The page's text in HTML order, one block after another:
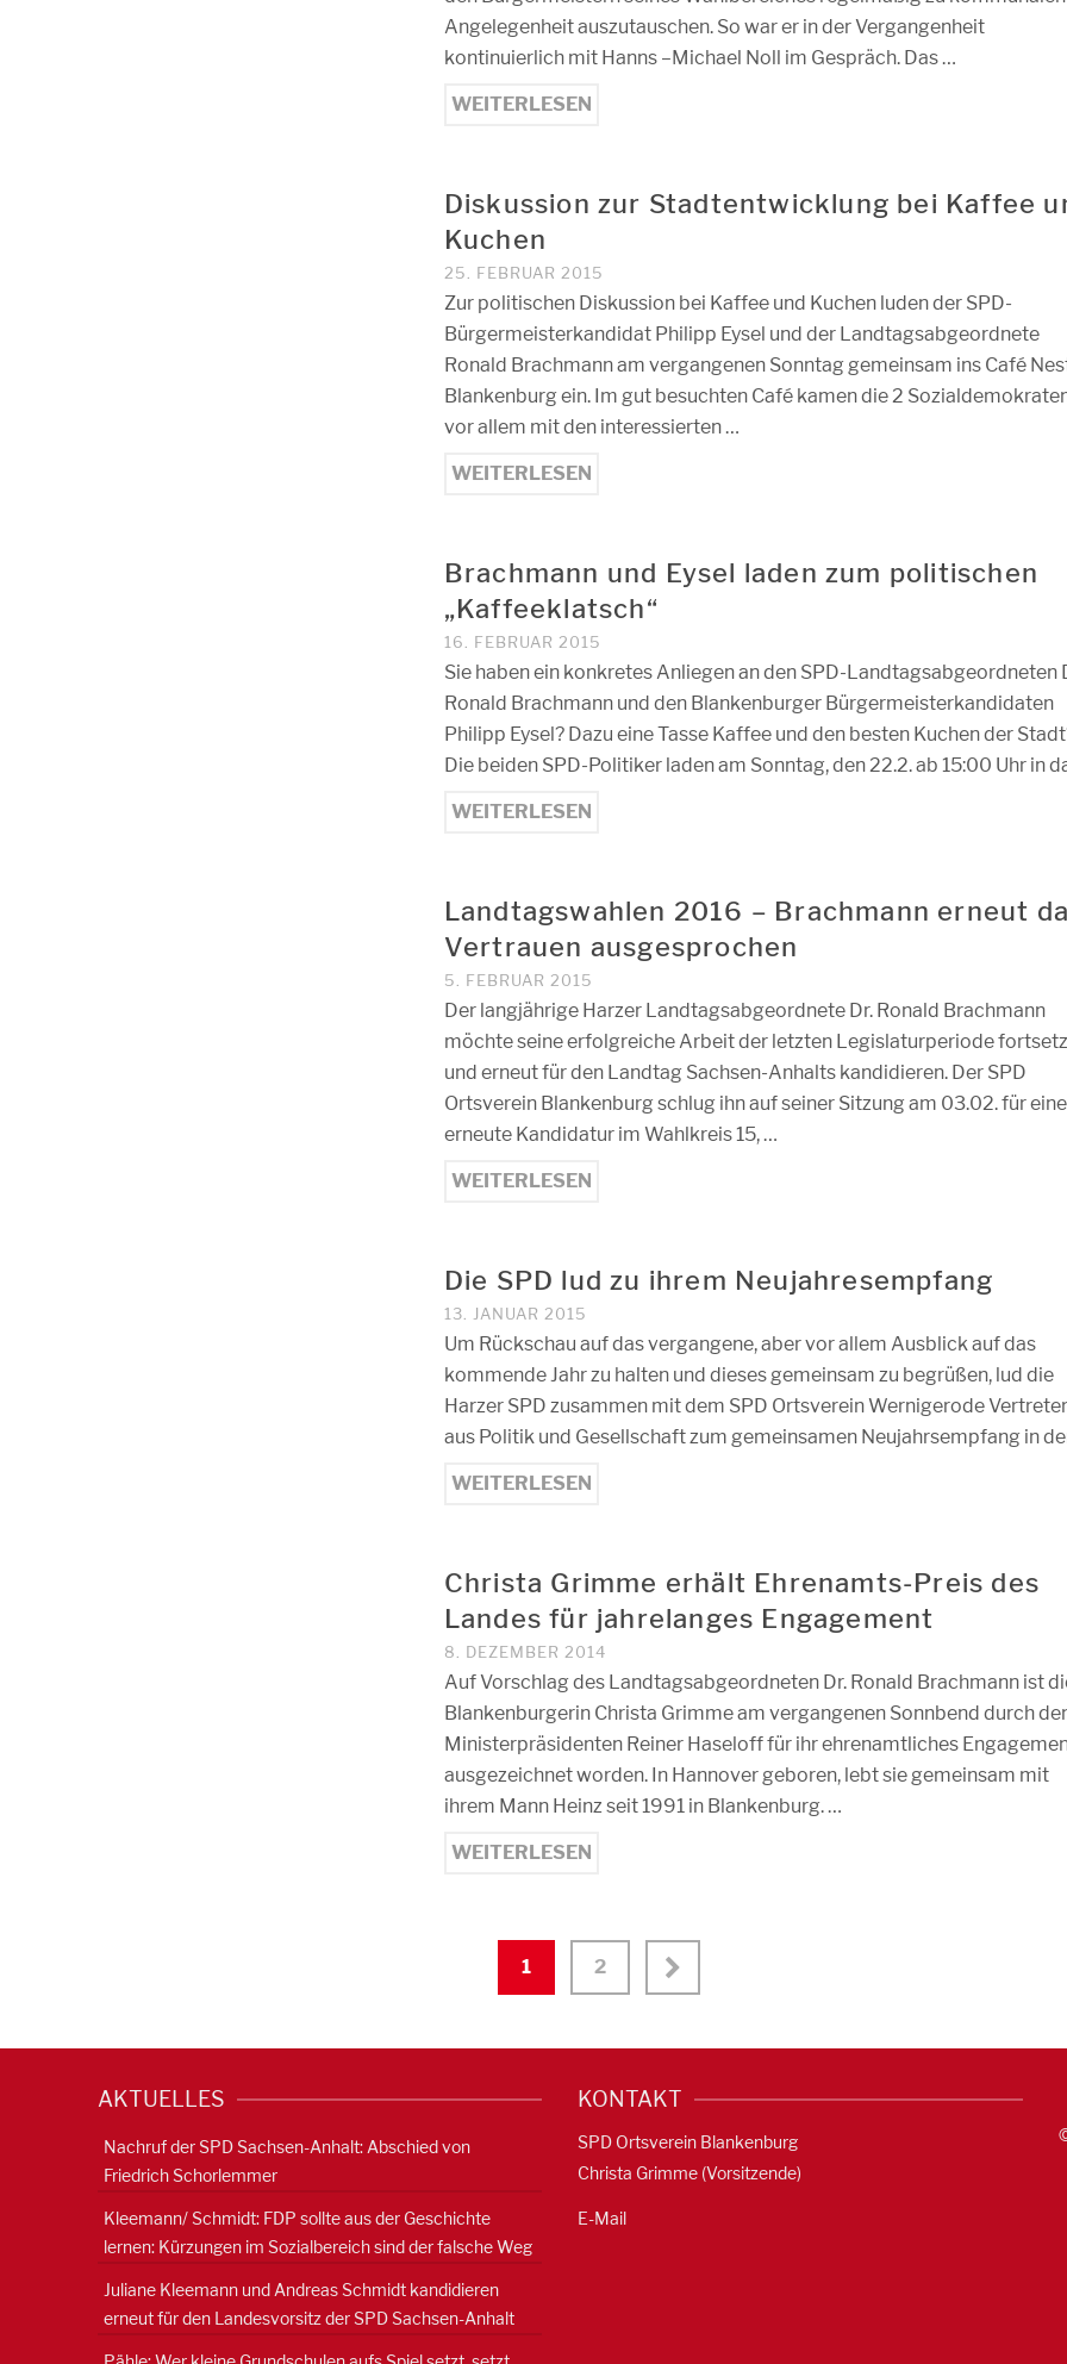
Angelegenheit auszutauschen. So war er in der Vergangenheit
kontinuierlich mit Hanns –Michael Noll im Gespräch. Das …
WEITERLESEN
Diskussion zur Stadtentwicklung bei Kaffee
Kuchen
25. FEBRUAR 2015
Zur politischen Diskussion bei Kaffee und Kuchen luden der SPD-
Bürgermeisterkandidat Philipp Eysel und der Landtagsabgeordnete
Ronald Brachmann am vergangenen Sonntag gemeinsam ins Café
Blankenburg ein. Im gut besuchten Café kamen die 2
vor allem mit den interessierten …
WEITERLESEN
Brachmann und Eysel laden zum politischen
„Kaffeeklatsch“
16. FEBRUAR 2015
Sie haben ein konkretes Anliegen an den SPD-Landtagsabgeordneten
Ronald Brachmann und den Blankenburger Bürgermeisterkandidaten
Philipp Eysel? Dazu eine Tasse Kaffee und den besten Kuchen der
Die beiden SPD-Politiker laden am Sonntag, den 22.2. ab 15:00 Uhr in
WEITERLESEN
Landtagswahlen 2016 – Brachmann erneut
Vertrauen ausgesprochen
5. FEBRUAR 2015
Der langjährige Harzer Landtagsabgeordnete Dr. Ronald Brachmann
möchte seine erfolgreiche Arbeit der letzten Legislaturperiode
und erneut für den Landtag Sachsen-Anhalts kandidieren. Der SPD
Ortsverein Blankenburg schlug ihn auf seiner Sitzung am 03.02. für eine
erneute Kandidatur im Wahlkreis 15, …
WEITERLESEN
Die SPD lud zu ihrem Neujahresempfang
13. JANUAR 2015
Um Rückschau auf das vergangene, aber vor allem Ausblick auf das
kommende Jahr zu halten und dieses gemeinsam zu begrüßen, lud die
Harzer SPD zusammen mit dem SPD Ortsverein Wernigerode Vertreter
aus Politik und Gesellschaft zum gemeinsamen Neujahrsempfang in
WEITERLESEN
Christa Grimme erhält Ehrenamts-Preis des
Landes für jahrelanges Engagement
8. DEZEMBER 2014
Auf Vorschlag des Landtagsabgeordneten Dr. Ronald Brachmann ist
Blankenburgerin Christa Grimme am vergangenen Sonnbend durch
Ministerpräsidenten Reiner Haseloff für ihr ehrenamtliches
ausgezeichnet worden. In Hannover geboren, lebt sie gemeinsam mit
ihrem Mann Heinz seit 1991 in Blankenburg. …
WEITERLESEN
1 2
AKTUELLES
Nachruf der SPD Sachsen-Anhalt: Abschied von
Friedrich Schorlemmer
Kleemann/ Schmidt: FDP sollte aus der Geschichte
lernen: Kürzungen im Sozialbereich sind der falsche Weg
Juliane Kleemann und Andreas Schmidt kandidieren
erneut für den Landesvorsitz der SPD Sachsen-Anhalt
KONTAKT
SPD Ortsverein Blankenburg
Christa Grimme (Vorsitzende)
E-Mail